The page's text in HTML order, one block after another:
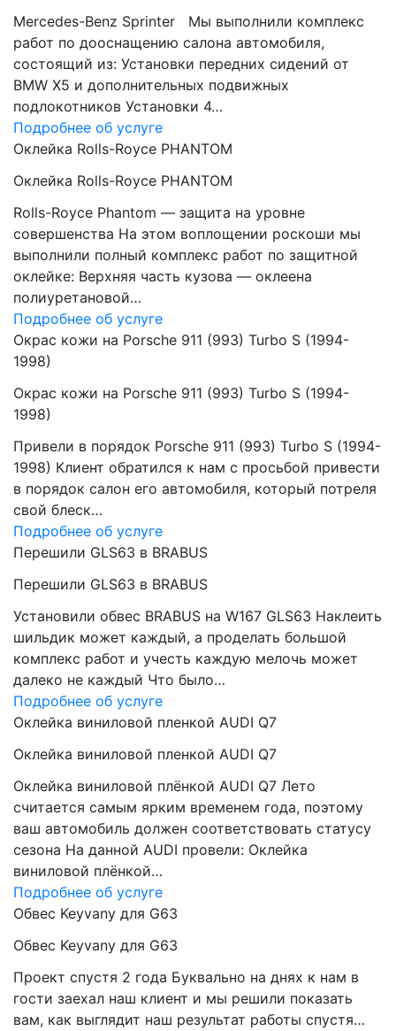
Mercedes-Benz Sprinter Мы выполнили комплекс
работ по дооснащению салона автомобиля,
состоящий из: Установки передних сидений от
BMW Х5 и дополнительных подвижных
подлокотников Установки 4…
Подробнее об услуге
Оклейка Rolls-Royce PHANTOM
Оклейка Rolls-Royce PHANTOM
Rolls-Royce Phantom — защита на уровне
совершенства На этом воплощении роскоши мы
выполнили полный комплекс работ по защитной
оклейке: Верхняя часть кузова — оклеена
полиуретановой…
Подробнее об услуге
Окрас кожи на Porsche 911 (993) Turbo S (1994-
1998)
Окрас кожи на Porsche 911 (993) Turbo S (1994-
1998)
Привели в порядок Porsche 911 (993) Turbo S (1994-
1998) Клиент обратился к нам с просьбой привести
в порядок салон его автомобиля, который потреля
свой блеск…
Подробнее об услуге
Перешили GLS63 в BRABUS
Перешили GLS63 в BRABUS
Установили обвес BRABUS на W167 GLS63 Наклеить
шильдик может каждый, а проделать большой
комплекс работ и учесть каждую мелочь может
далеко не каждый Что было…
Подробнее об услуге
Оклейка виниловой пленкой AUDI Q7
Оклейка виниловой пленкой AUDI Q7
Оклейка виниловой плёнкой AUDI Q7 Лето
считается самым ярким временем года, поэтому
ваш автомобиль должен соответствовать статусу
сезона На данной AUDI провели: Оклейка
виниловой плёнкой…
Подробнее об услуге
Обвес Keyvany для G63
Обвес Keyvany для G63
Проект спустя 2 года Буквально на днях к нам в
гости заехал наш клиент и мы решили показать
вам, как выглядит наш результат работы спустя…